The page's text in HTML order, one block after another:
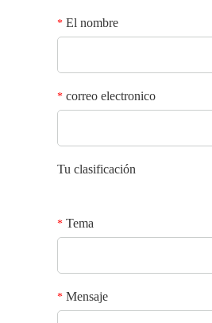
* El nombre
* correo electronico
Tu clasificación
* Tema
* Mensaje